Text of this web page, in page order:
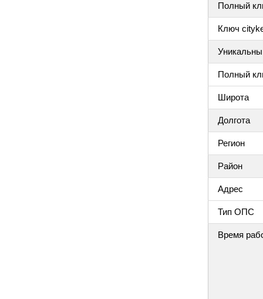
Полный
Ключ
Полный
Широта
Долгота
Регион
Район
Адрес
Тип ОПС
Время